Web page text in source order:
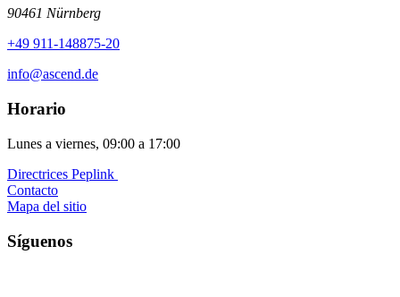
90461 Nürnberg
+49 911-148875-20
info@ascend.de
Horario
Lunes a viernes, 09:00 a 17:00
Directrices Peplink ️
Contacto
Mapa del sitio
Síguenos